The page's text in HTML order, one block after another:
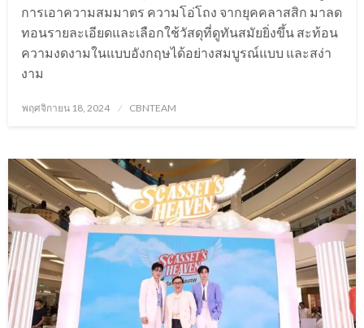
การเอาความสมมาตร ความโอ่โถง​ จากยุคคลาสสิก มาลด
ทอนรายละเอียด​​และเลือกใช้วัสดุที่ดูทันสมัยยิ่ง​ขึ้น สะท้อน
ความงดงามในแบบอังกฤษได้อย่างสมบูรณ์แบบ​ และสง่า
งาม
Posted
พฤศจิกายน 18, 2024 CBNTEAM